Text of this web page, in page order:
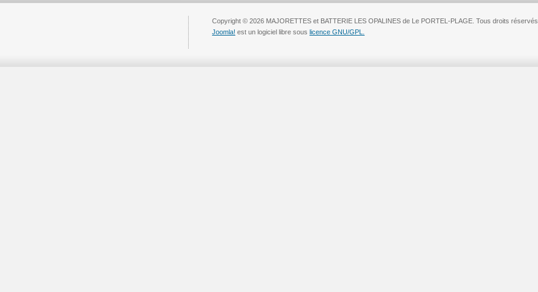
Copyright © 2026 MAJORETTES et BATTERIE LES OPALINES de Le PORTEL-PLAGE. Tous droits réservés.
Joomla! est un logiciel libre souslicence GNU/GPL.